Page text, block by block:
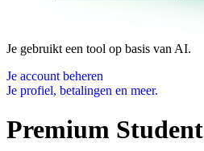
Je gebruikt een tool op basis van AI.
Je account beheren
Je profiel, betalingen en meer.
Premium Student